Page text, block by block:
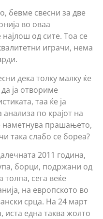
бевме свесни за две
во оваа
од сите. Тоа се
играчи, нема
дека толку малку ќе
ја отвориме
таа ќе ја
по крајот на
наметнува прашањето,
така слабо се бореа?
2011 година,
борци, подржани од
сега веќе
на европското во
срца. На 24 март
иста една таква жолто